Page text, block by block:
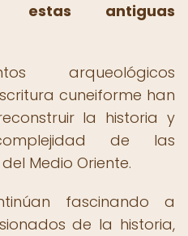
estas antiguas
arqueológicos
cuneiforme han
la historia y
de las
Medio Oriente.
fascinando a
de la historia,